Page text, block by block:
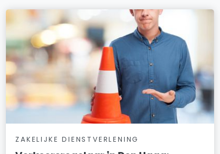
ZAKELIJKE DIENSTVERLENING